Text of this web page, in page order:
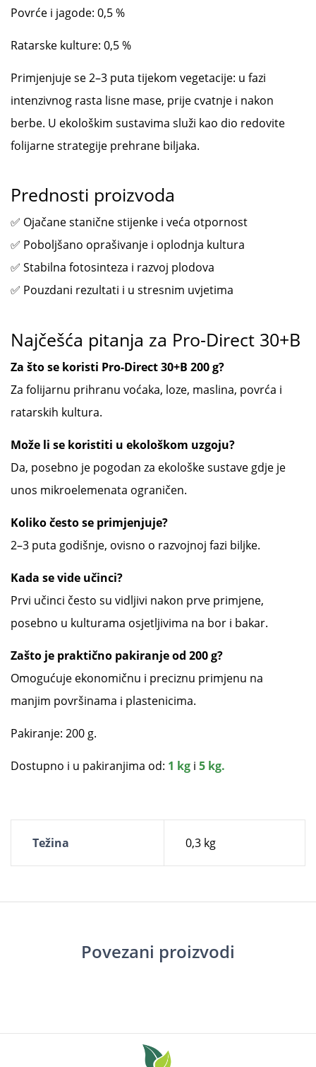
Povrće i jagode: 0,5 %
Ratarske kulture: 0,5 %
Primjenjuje se 2–3 puta tijekom vegetacije: u fazi
intenzivnog rasta lisne mase, prije cvatnje i nakon
berbe. U ekološkim sustavima služi kao dio redovite
folijarne strategije prehrane biljaka.
Prednosti proizvoda
✅ Ojačane stanične stijenke i veća otpornost
✅ Poboljšano oprašivanje i oplodnja kultura
✅ Stabilna fotosinteza i razvoj plodova
✅ Pouzdani rezultati i u stresnim uvjetima
Najčešća pitanja za Pro-Direct 30+B
Za što se koristi Pro-Direct 30+B 200 g?
Za folijarnu prihranu voćaka, loze, maslina, povrća i
ratarskih kultura.
Može li se koristiti u ekološkom uzgoju?
Da, posebno je pogodan za ekološke sustave gdje je
unos mikroelemenata ograničen.
Koliko često se primjenjuje?
2–3 puta godišnje, ovisno o razvojnoj fazi biljke.
Kada se vide učinci?
Prvi učinci često su vidljivi nakon prve primjene,
posebno u kulturama osjetljivima na bor i bakar.
Zašto je praktično pakiranje od 200 g?
Omogućuje ekonomičnu i preciznu primjenu na
manjim površinama i plastenicima.
Pakiranje: 200 g.
Dostupno i u pakiranjima od: 1 kg i 5 kg.
Težina 0,3 kg
Povezani proizvodi